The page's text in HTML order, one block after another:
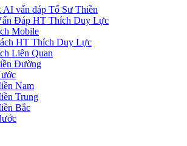
AI vấn đáp Tổ Sư Thiền
Đáp HT Thích Duy Lực
Mobile
HT Thích Duy Lực
Liên Quan
Đường
Nam
Trung
Bắc